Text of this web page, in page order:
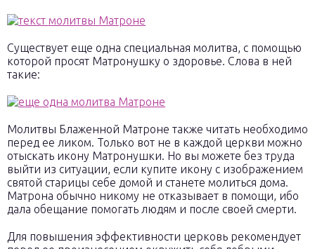
Существует еще одна специальная молитва, с помощью
которой просят Матронушку о здоровье. Слова в ней
такие:
Молитвы Блаженной Матроне также читать необходимо
перед ее ликом. Только вот не в каждой церкви можно
отыскать икону Матронушки. Но вы можете без труда
выйти из ситуации, если купите икону с изображением
святой старицы себе домой и станете молиться дома.
Матрона обычно никому не отказывает в помощи, ибо
дала обещание помогать людям и после своей смерти.
Для повышения эффективности церковь рекомендует